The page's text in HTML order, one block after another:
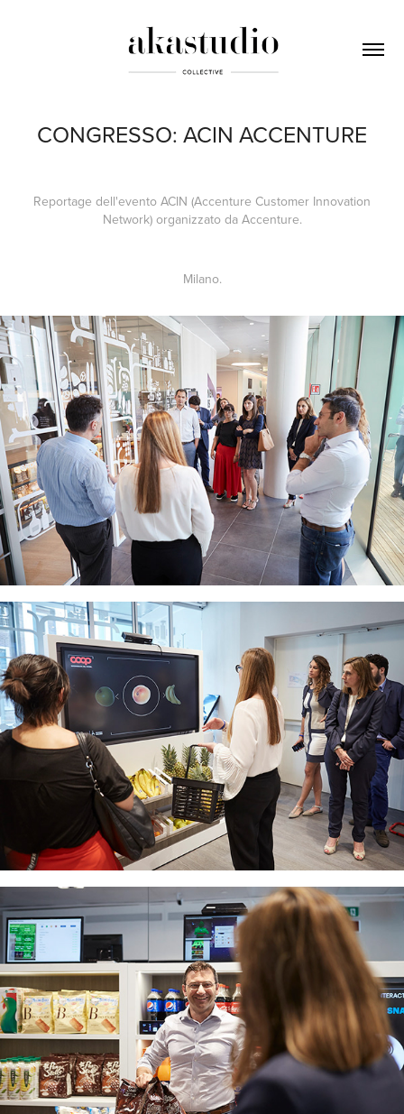
CONGRESSO: ACIN ACCENTURE
Reportage dell'evento ACIN (Accenture Customer Innovation
Network) organizzato da Accenture.
Milano.